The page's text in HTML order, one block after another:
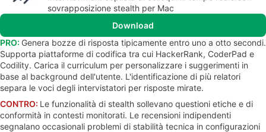
sovrapposizione stealth per Mac
Download
PRO: Genera bozze di risposta tipicamente entro uno a otto secondi.
Supporta piattaforme di codifica tra cui HackerRank, CoderPad e
Codility. Carica il curriculum per personalizzare i suggerimenti in
base al background dell'utente. L'identificazione di più relatori
separa le voci degli intervistatori per risposte mirate.
CONTRO: Le funzionalità di stealth sollevano questioni etiche e di
conformità in contesti monitorati. Le recensioni indipendenti
segnalano occasionali problemi di stabilità tecnica in configurazioni